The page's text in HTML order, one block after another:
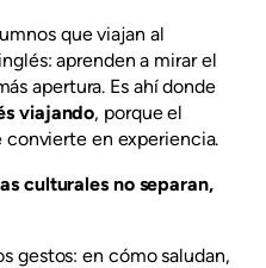
que viajan al
aprenden a mirar el
apertura. Es ahí donde
viajando, porque el
convierte en experiencia.
culturales no separan,
gestos: en cómo saludan,